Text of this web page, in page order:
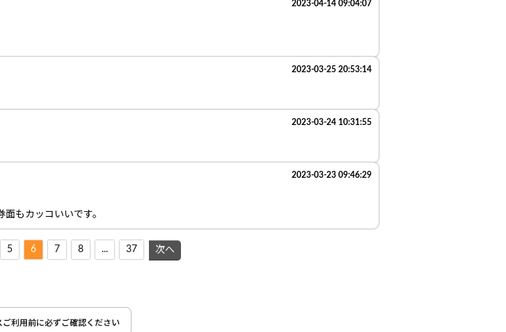
2023-04-14 09:04:07
2023-03-25 20:53:14
2023-03-24 10:31:55
2023-03-23 09:46:29
もカッコいいです。
5 6 7 8 ... 37 次へ
ご利用前に必ずご確認ください